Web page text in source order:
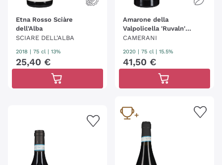
Etna Rosso Sciàre
dell'Alba
SCIARE DELL'ALBA
2018 | 75 cl | 13%
25,40 €
Amarone della
Valpolicella 'Ruvaln'
Adalia - Camerani
CAMERANI
2020 | 75 cl | 15.5%
41,50 €